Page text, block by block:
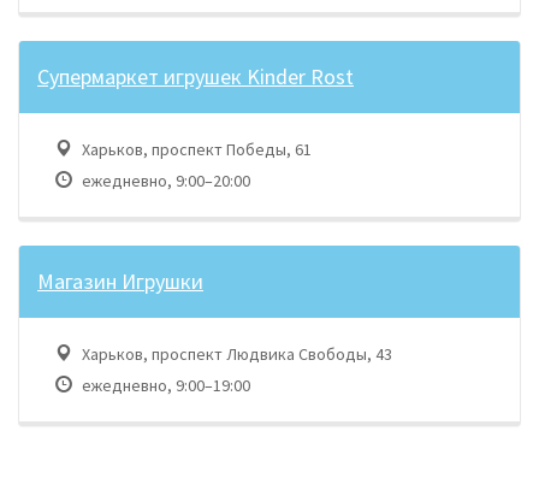
Супермаркет игрушек Kinder Rost
Харьков, проспект Победы, 61
ежедневно, 9:00–20:00
Магазин Игрушки
Харьков, проспект Людвика Свободы, 43
ежедневно, 9:00–19:00